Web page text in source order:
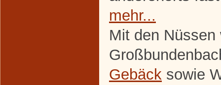
mehr...
Mit den
Gebäck sowie